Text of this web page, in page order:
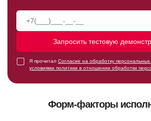
Запросить тестовую
Я прочитал Согласие на обработку
условиями политики в отношении обработки
Форм-факторы